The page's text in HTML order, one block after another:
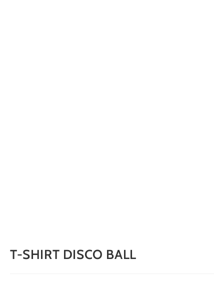
T-SHIRT DISCO BALL